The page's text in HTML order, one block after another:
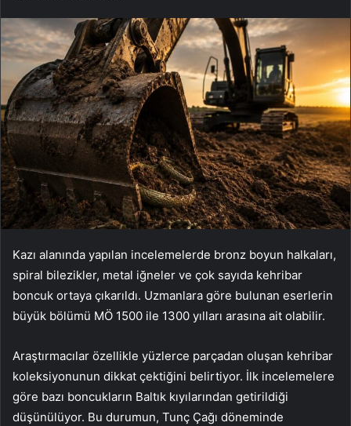
Kazı alanında yapılan incelemelerde bronz boyun halkaları,
spiral bilezikler, metal iğneler ve çok sayıda kehribar
boncuk ortaya çıkarıldı. Uzmanlara göre bulunan eserlerin
büyük bölümü MÖ 1500 ile 1300 yılları arasına ait olabilir.
Araştırmacılar özellikle yüzlerce parçadan oluşan kehribar
koleksiyonunun dikkat çektiğini belirtiyor. İlk incelemelere
göre bazı boncukların Baltık kıyılarından getirildiği
düşünülüyor. Bu durumun, Tunç Çağı döneminde